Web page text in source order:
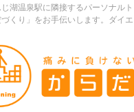
湖温泉駅に隣接するパーソナル
づくり」をお手伝いします。ダイ